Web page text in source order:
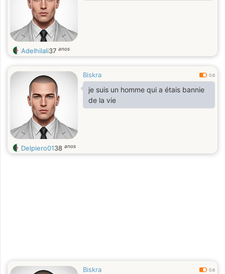
Adelhilali37 anos
Biskra 0.6
je suis un homme qui a étais bannie
de la vie
Delpiero0138 anos
Biskra 0.6